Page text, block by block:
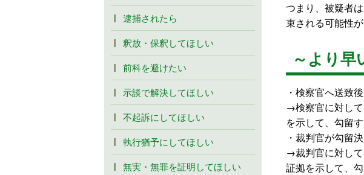
つまり、被疑者
束される可能性が
～より早
・検察官へ送致
→検察官に対し
を示して、勾留
・裁判官が勾留
→裁判官に対し
証拠を示して、
逮捕されたら
釈放・保釈してほしい
前科を避けたい
示談で解決してほしい
不起訴にしてほしい
執行猶予にしてほしい
無実・無罪を証明してほしい